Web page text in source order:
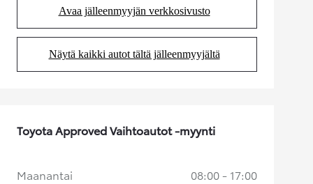
Avaa jälleenmyyjän verkkosivusto
(Aukeaa uudessa välilehdessä)
Näytä kaikki autot tältä jälleenmyyjältä
(Aukeaa uudessa välilehdessä)
Toyota Approved Vaihtoautot -myynti
Maanantai
08:00 - 17:00